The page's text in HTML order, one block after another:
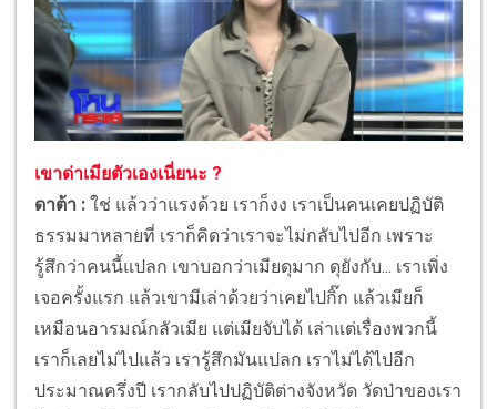
เขาด่าเมียตัวเองเนี่ยนะ ?
ดาต้า : ใช่ แล้วว่าแรงด้วย เราก็งง เราเป็นคนเคยปฏิบัติ
ธรรมมาหลายที่ เราก็คิดว่าเราจะไม่กลับไปอีก เพราะ
รู้สึกว่าคนนี้แปลก เขาบอกว่าเมียดุมาก ดุยังกับ... เราเพิ่ง
เจอครั้งแรก แล้วเขามีเล่าด้วยว่าเคยไปกิ๊ก แล้วเมียก็
เหมือนอารมณ์กลัวเมีย แต่เมียจับได้ เล่าแต่เรื่องพวกนี้
เราก็เลยไม่ไปแล้ว เรารู้สึกมันแปลก เราไม่ได้ไปอีก
ประมาณครึ่งปี เรากลับไปปฏิบัติต่างจังหวัด วัดป่าของเรา